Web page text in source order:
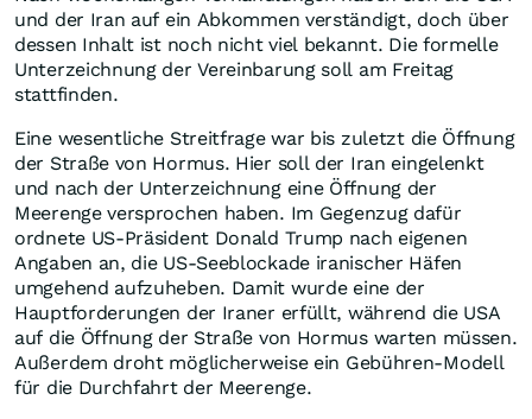
und der Iran auf ein Abkommen verständigt, doch über
dessen Inhalt ist noch nicht viel bekannt. Die formelle
Unterzeichnung der Vereinbarung soll am Freitag
stattfinden.
Eine wesentliche Streitfrage war bis zuletzt die Öffnung
der Straße von Hormus. Hier soll der Iran eingelenkt
und nach der Unterzeichnung eine Öffnung der
Meerenge versprochen haben. Im Gegenzug dafür
ordnete US-Präsident Donald Trump nach eigenen
Angaben an, die US-Seeblockade iranischer Häfen
umgehend aufzuheben. Damit wurde eine der
Hauptforderungen der Iraner erfüllt, während die USA
auf die Öffnung der Straße von Hormus warten müssen.
Außerdem droht möglicherweise ein Gebühren-Modell
für die Durchfahrt der Meerenge.